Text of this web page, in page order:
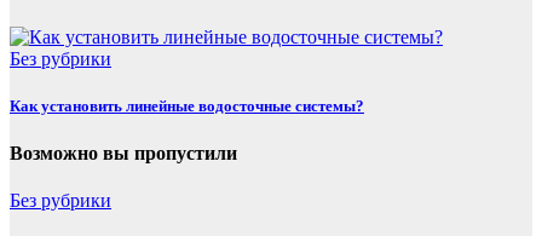
Без рубрики
Как установить линейные водосточные системы?
Возможно вы пропустили
Без рубрики